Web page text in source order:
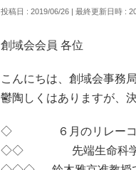
投稿日 : 2019/06/26 最終更新日時 :
創域会会員 各位
こんにちは、創域会事務
鬱陶しくはありますが、
◇ ６月のリレーコ
◇◇ 先端生命科学